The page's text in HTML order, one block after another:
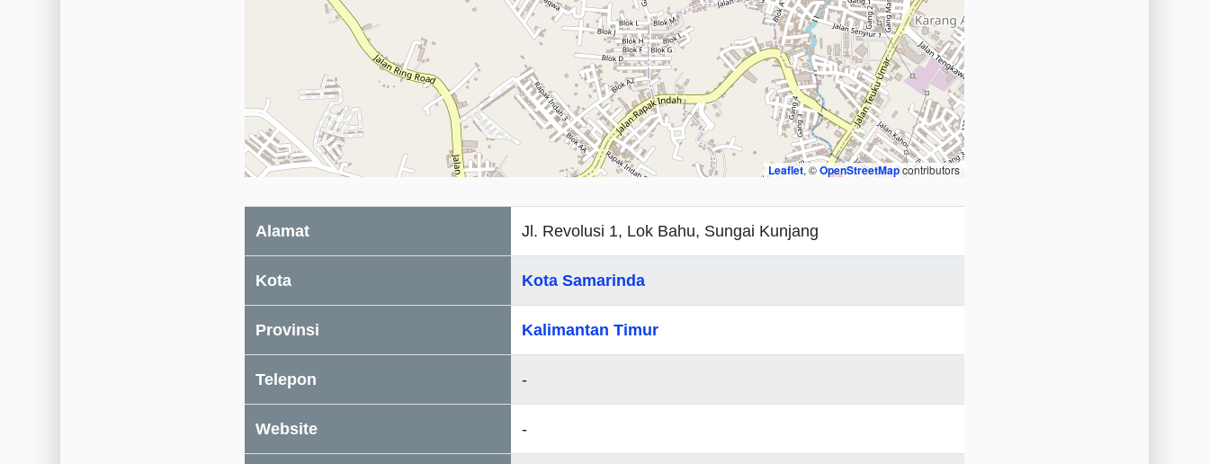
Leaflet, ©OpenStreetMapcontributors
Alamat Jl. Revolusi 1, Lok Bahu, Sungai Kunjang
Kota Kota Samarinda
Provinsi Kalimantan Timur
Telepon -
Website -